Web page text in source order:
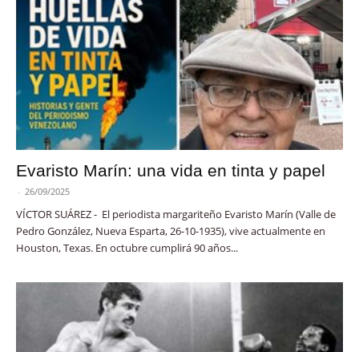
Evaristo Marín: una vida en tinta y papel
- 26/09/2025
VÍCTOR SUÁREZ - El periodista margariteño Evaristo Marín (Valle de
Pedro González, Nueva Esparta, 26-10-1935), vive actualmente en
Houston, Texas. En octubre cumplirá 90 años...